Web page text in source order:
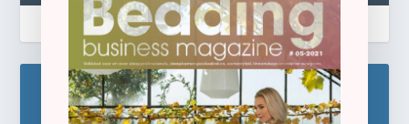
Blijf op de hoogte!